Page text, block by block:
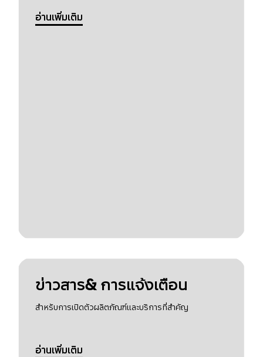
อ่านเพิ่มเติม
ข่าวสาร& การแจ้งเตือน
สำหรับการเปิดตัวผลิตภัณฑ์และบริการที่สำคัญ
อ่านเพิ่มเติม